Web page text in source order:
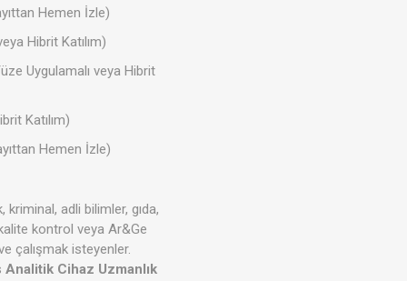
Hemen İzle)
Hibrit Katılım)
Uygulamalı veya Hibrit
Katılım)
Hemen İzle)
adli bilimler, gıda,
kontrol veya Ar&Ge
çalışmak isteyenler.
Analitik Cihaz Uzmanlık